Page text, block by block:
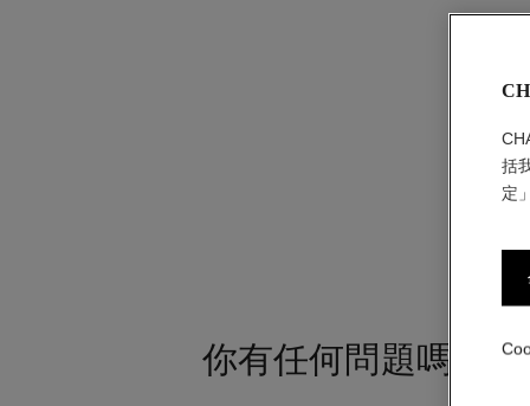
你有任何問題嗎?
括
定